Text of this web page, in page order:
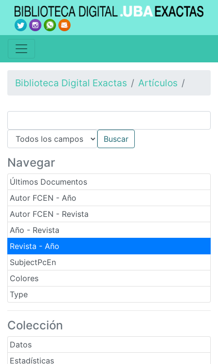
Biblioteca Digital Exactas Artículos
Navegar
Últimos Documentos
Autor FCEN - Año
Autor FCEN - Revista
Año - Revista
Revista - Año
SubjectPcEn
Colores
Type
Colección
Datos
Estadísticas